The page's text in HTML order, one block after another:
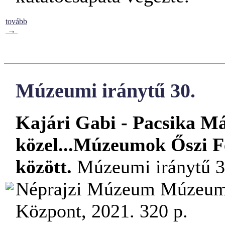
tovább
→
Múzeumi iránytű 30.
Kajári Gabi - Pacsika
közel...Múzeumok Őszi
között. Múzeumi iránytű
Néprajzi Múzeum
Központ, 2021. 320 p.